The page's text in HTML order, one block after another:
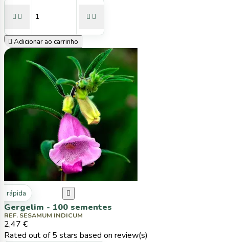
   
 Adicionar ao carrinho
rápida 
Gergelim - 100 sementes
REF. SESAMUM INDICUM
2,47 €
Rated out of 5 stars based on review(s)